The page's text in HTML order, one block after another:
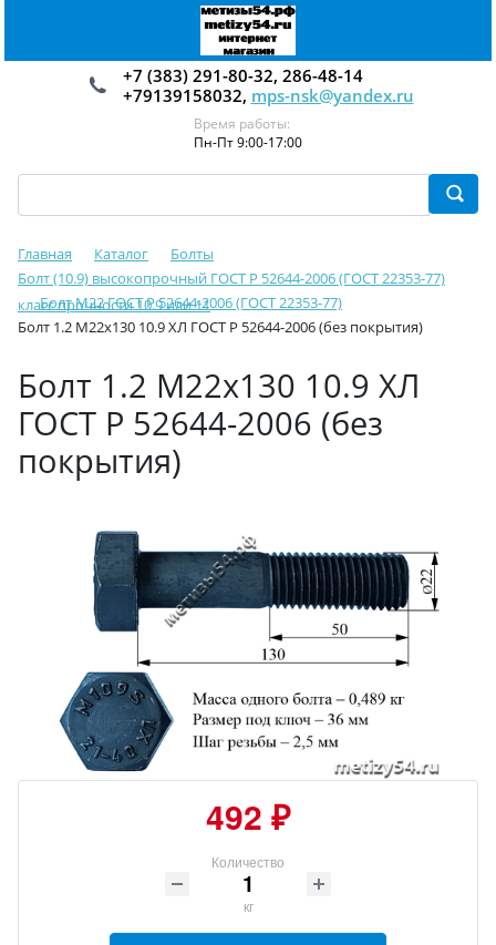
+7 (383) 291-80-32, 286-48-14
+79139158032, mps-nsk@yandex.ru
Время работы:
Пн-Пт 9:00-17:00
Главная Каталог
Болты
Болт (10.9) высокопрочный ГОСТ Р 52644-2006 (ГОСТ 22353-77)
класс прочности 10.9 или 11
Болт М22 ГОСТ Р 52644-2006 (ГОСТ 22353-77)
Болт 1.2 М22х130 10.9 ХЛ ГОСТ Р 52644-2006 (без покрытия)
Болт 1.2 М22х130 10.9 ХЛ
ГОСТ Р 52644-2006 (без
покрытия)
492 ₽
Количество
кг